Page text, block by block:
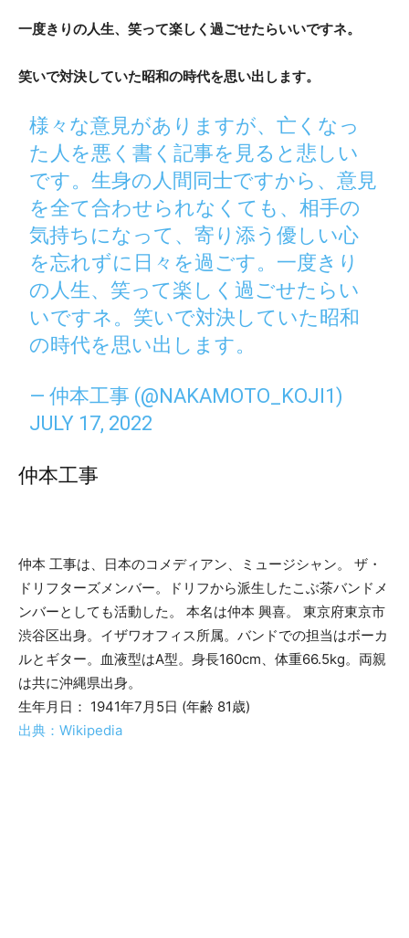
一度きりの人生、笑って楽しく過ごせたらいいですネ。
笑いで対決していた昭和の時代を思い出します。
様々な意見がありますが、亡くなっ
た人を悪く書く記事を見ると悲しい
です。生身の人間同士ですから、意見
を全て合わせられなくても、相手の
気持ちになって、寄り添う優しい心
を忘れずに日々を過ごす。一度きり
の人生、笑って楽しく過ごせたらい
いですネ。笑いで対決していた昭和
の時代を思い出します。
— 仲本工事 (@NAKAMOTO_KOJI1)
JULY 17, 2022
仲本工事
仲本 工事は、日本のコメディアン、ミュージシャン。 ザ・
ドリフターズメンバー。ドリフから派生したこぶ茶バンドメ
ンバーとしても活動した。 本名は仲本 興喜。 東京府東京市
渋谷区出身。イザワオフィス所属。バンドでの担当はボーカ
ルとギター。血液型はA型。身長160cm、体重66.5kg。両親
は共に沖縄県出身。
生年月日： 1941年7月5日 (年齢 81歳)
出典：Wikipedia